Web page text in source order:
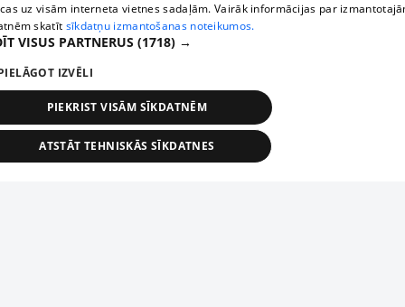
uz visām interneta vietnes sadaļām. Vairāk informācijas par
skatīt sīkdatņu izmantošanas noteikumos.
VISUS PARTNERUS (1718) →
IZVĒLI
PIEKRIST VISĀM SĪKDATNĒM
ATSTĀT TEHNISKĀS SĪKDATNES